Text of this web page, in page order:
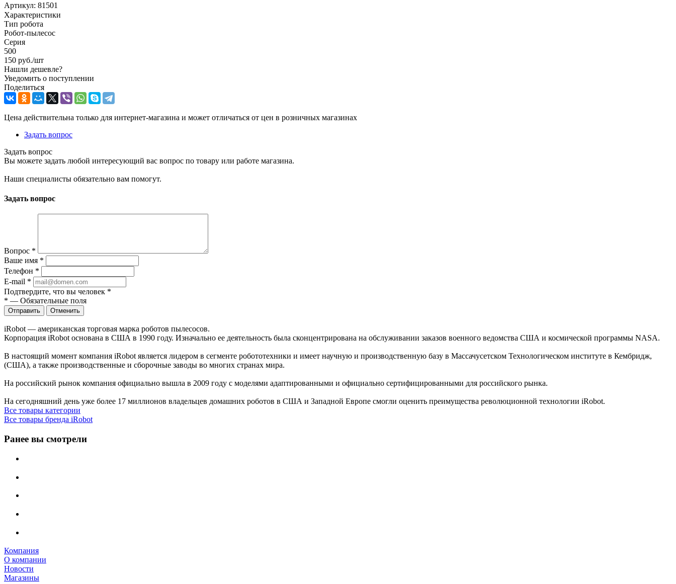
Артикул: 81501
Характеристики
Тип робота
Робот-пылесос
Серия
500
150 руб./шт
Нашли дешевле?
Уведомить о поступлении
Поделиться
Цена действительна только для интернет-магазина и может отличаться от цен в розничных магазинах
Задать вопрос
Задать вопрос
Вы можете задать любой интересующий вас вопрос по товару или работе магазина.
Наши специалисты обязательно вам помогут.
Задать вопрос
Вопрос *
Ваше имя *
Телефон *
E-mail *
Подтвердите, что вы человек *
* — Обязательные поля
Отправить Отменить
iRobot — американская торговая марка роботов пылесосов.
Корпорация iRobot основана в США в 1990 году. Изначально ее деятельность была сконцентрирована на обслуживании заказов военного ведомства США и космической программы NASA.
В настоящий момент компания iRobot является лидером в сегменте робототехники и имеет научную и производственную базу в Массачусетском Технологическом институте в Кембридж,
(США), а также производственные и сборочные заводы во многих странах мира.
На российский рынок компания официально вышла в 2009 году с моделями адаптированными и официально сертифицированными для российского рынка.
На сегодняшний день уже более 17 миллионов владельцев домашних роботов в CША и Западной Европе смогли оценить преимущества революционной технологии iRobot.
Все товары категории
Все товары бренда iRobot
Ранее вы смотрели
Компания
О компании
Новости
Магазины